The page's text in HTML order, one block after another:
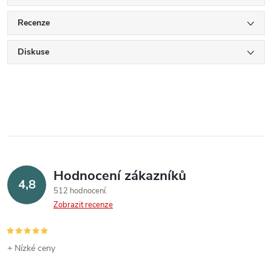
Recenze
Diskuse
4,8 Hodnocení zákazníků
512 hodnocení
Zobrazit recenze
+ Nízké ceny